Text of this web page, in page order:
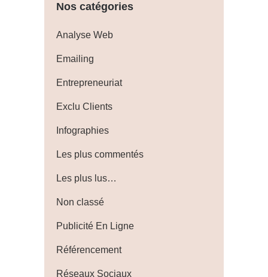
Nos catégories
Analyse Web
Emailing
Entrepreneuriat
Exclu Clients
Infographies
Les plus commentés
Les plus lus…
Non classé
Publicité En Ligne
Référencement
Réseaux Sociaux